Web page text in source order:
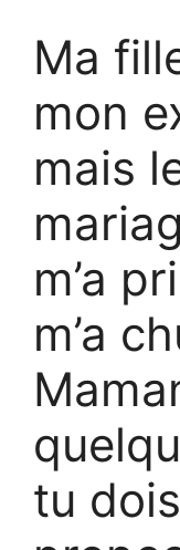
Ma
mon
mais
m’a
m’a
tu